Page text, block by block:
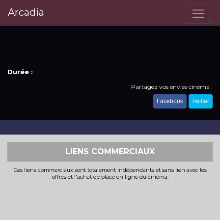
Arcadia
Durée :
Partagez vos envies cinéma :
Facebook Twitter
LIENS COMMERCIAUX
Ces liens commerciaux sont totalement indépendants et sans lien avec les
offres et l'achat de place en ligne du cinéma.